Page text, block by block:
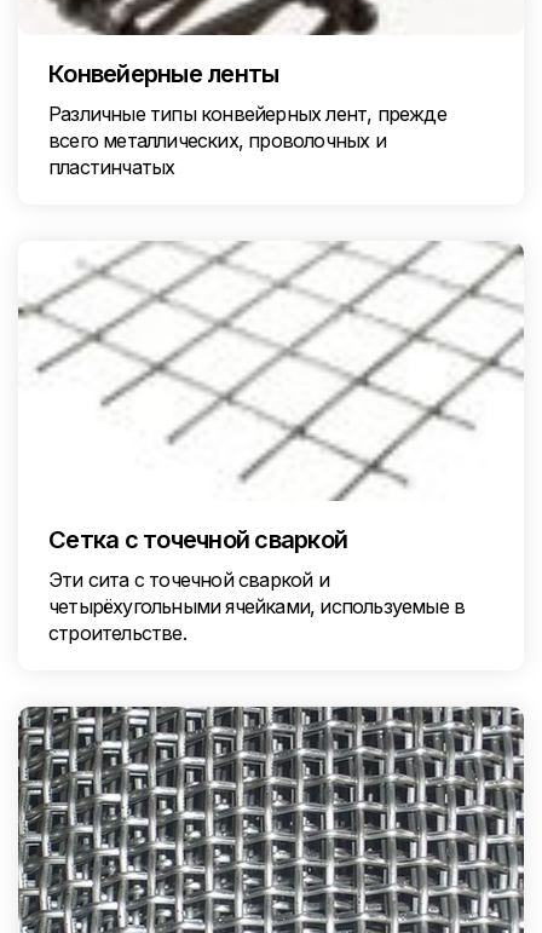
Конвейерные ленты
Различные типы конвейерных лент, прежде
всего металлических, проволочных и
пластинчатых
Сетка с точечной сваркой
Эти сита с точечной сваркой и
четырёхугольными ячейками, используемые в
строительстве.